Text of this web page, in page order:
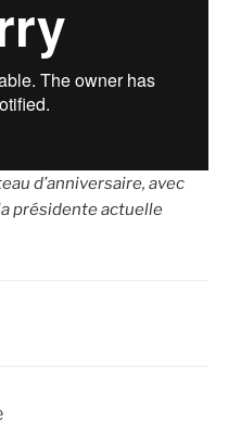
d’anniversaire, avec
présidente actuelle